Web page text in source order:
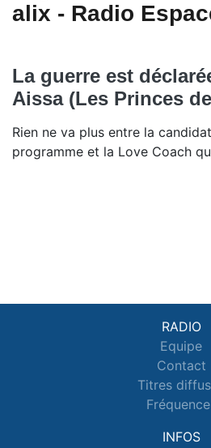
alix - Radio
La guerre est
Aissa (Les Princes
Rien ne va plus entre la
programme et la Love Coach
RADIO
Equipe
Contact
Titres
INFOS